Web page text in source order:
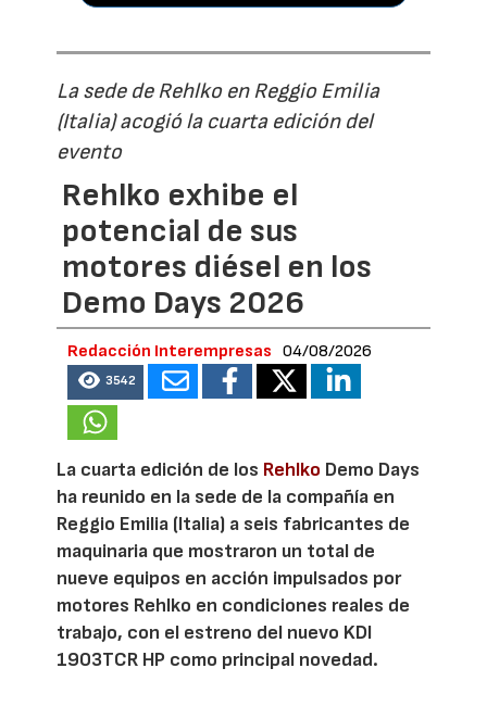
La sede de Rehlko en Reggio Emilia
(Italia) acogió la cuarta edición del
evento
Rehlko exhibe el
potencial de sus
motores diésel en los
Demo Days 2026
Redacción Interempresas 04/08/2026
3542
La cuarta edición de los Rehlko Demo Days
ha reunido en la sede de la compañía en
Reggio Emilia (Italia) a seis fabricantes de
maquinaria que mostraron un total de
nueve equipos en acción impulsados por
motores Rehlko en condiciones reales de
trabajo, con el estreno del nuevo KDI
1903TCR HP como principal novedad.